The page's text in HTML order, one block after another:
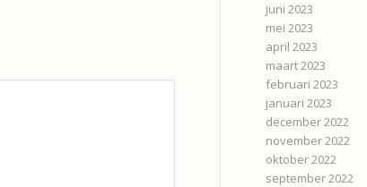
juni 2023
mei 2023
april 2023
maart 2023
februari 2023
januari 2023
december 2022
november 2022
oktober 2022
september 2022